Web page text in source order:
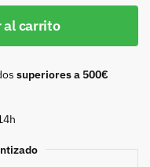
al carrito
superiores a 500€